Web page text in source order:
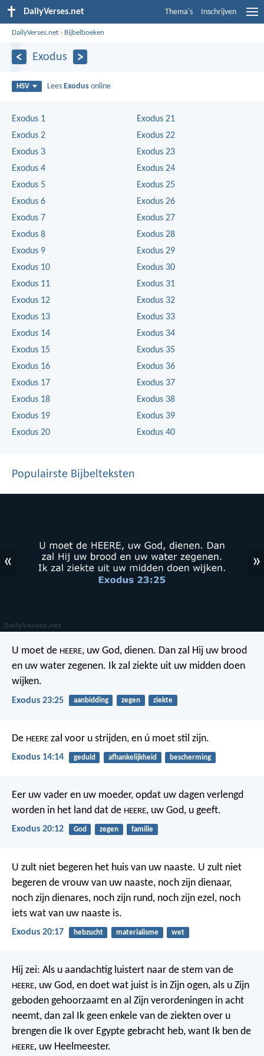
DailyVerses.net Thema's Inschrijven
DailyVerses.net › Bijbelboeken
Exodus
HSV Lees Exodus online
Exodus 1
Exodus 2
Exodus 3
Exodus 4
Exodus 5
Exodus 6
Exodus 7
Exodus 8
Exodus 9
Exodus 10
Exodus 11
Exodus 12
Exodus 13
Exodus 14
Exodus 15
Exodus 16
Exodus 17
Exodus 18
Exodus 19
Exodus 20
Exodus 21
Exodus 22
Exodus 23
Exodus 24
Exodus 25
Exodus 26
Exodus 27
Exodus 28
Exodus 29
Exodus 30
Exodus 31
Exodus 32
Exodus 33
Exodus 34
Exodus 35
Exodus 36
Exodus 37
Exodus 38
Exodus 39
Exodus 40
Populairste Bijbelteksten
« »
U moet de HEERE, uw God, dienen. Dan zal Hij uw brood
en uw water zegenen. Ik zal ziekte uit uw midden doen
wijken.
Exodus 23:25 aanbidding zegen ziekte
De HEERE zal voor u strijden, en ú moet stil zijn.
Exodus 14:14 geduld afhankelijkheid bescherming
Eer uw vader en uw moeder, opdat uw dagen verlengd
worden in het land dat de HEERE, uw God, u geeft.
Exodus 20:12 God zegen familie
U zult niet begeren het huis van uw naaste. U zult niet
begeren de vrouw van uw naaste, noch zijn dienaar,
noch zijn dienares, noch zijn rund, noch zijn ezel, noch
iets wat van uw naaste is.
Exodus 20:17 hebzucht materialisme wet
Hij zei: Als u aandachtig luistert naar de stem van de
HEERE, uw God, en doet wat juist is in Zijn ogen, als u Zijn
geboden gehoorzaamt en al Zijn verordeningen in acht
neemt, dan zal Ik geen enkele van de ziekten over u
brengen die Ik over Egypte gebracht heb, want Ik ben de
HEERE, uw Heelmeester.